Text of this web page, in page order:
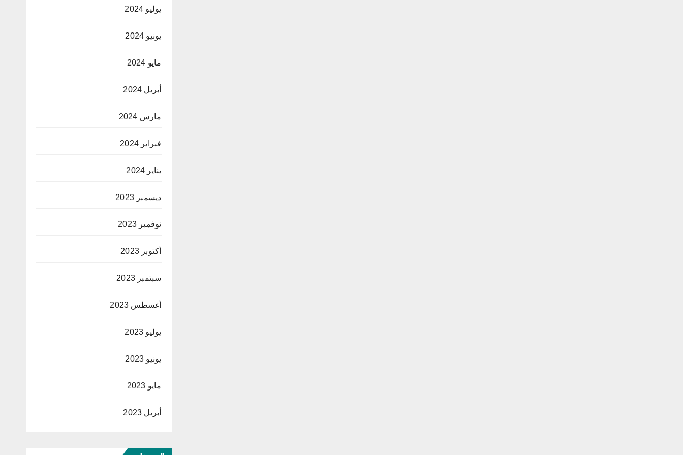
يوليو 2024
يونيو 2024
مايو 2024
أبريل 2024
مارس 2024
فبراير 2024
يناير 2024
ديسمبر 2023
نوفمبر 2023
أكتوبر 2023
سبتمبر 2023
أغسطس 2023
يوليو 2023
يونيو 2023
مايو 2023
أبريل 2023